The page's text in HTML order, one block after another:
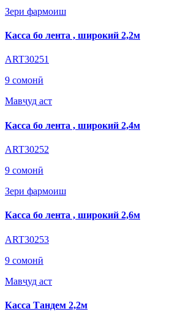
Зери фармоиш
Касса бо лента , широкий 2,2м
ART30251
9 сомонӣ
Мавҷуд аст
Касса бо лента , широкий 2,4м
ART30252
9 сомонӣ
Зери фармоиш
Касса бо лента , широкий 2,6м
ART30253
9 сомонӣ
Мавҷуд аст
Касса Тандем 2,2м